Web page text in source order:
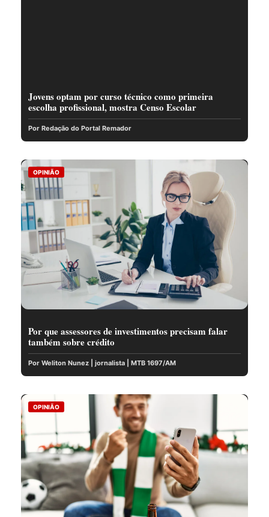
Jovens optam por curso técnico como primeira
escolha profissional, mostra Censo Escolar
Por Redação do Portal Remador
OPINIÃO
Por que assessores de investimentos precisam falar
também sobre crédito
Por Weliton Nunez | jornalista | MTB 1697/AM
OPINIÃO